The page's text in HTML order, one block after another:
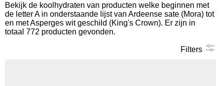
Koolhydraten tellen
Bekijk de koolhydraten van producten welke beginnen met
de letter A in onderstaande lijst van Ardeense sate (Mora) tot
en met Asperges wit geschild (King's Crown). Er zijn in
totaal 772 producten gevonden.
Filters